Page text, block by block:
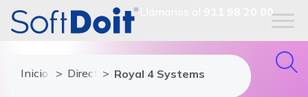
911 98 20 00
Inicio Directorio de proveedores
Royal 4 Systems